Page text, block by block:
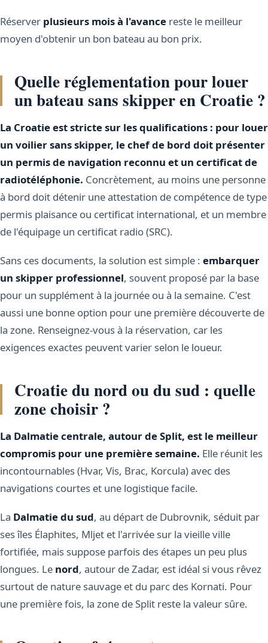
Réserver plusieurs mois à l'avance reste le meilleur
moyen d'obtenir un bon bateau au bon prix.
Quelle réglementation pour louer
un bateau sans skipper en Croatie ?
La Croatie est stricte sur les qualifications : pour louer
un voilier sans skipper, le chef de bord doit présenter
un permis de navigation reconnu et un certificat de
radiotéléphonie. Concrètement, au moins une personne
à bord doit détenir une attestation de compétence de type
permis plaisance ou certificat international, et un membre
de l'équipage un certificat radio (SRC).
Sans ces documents, la solution est simple : embarquer
un skipper professionnel, souvent proposé par la base
pour un supplément à la journée ou à la semaine. C'est
aussi une bonne option pour une première découverte de
la zone. Renseignez-vous à la réservation, car les
exigences exactes peuvent varier selon le loueur.
Croatie du nord ou du sud : quelle
zone choisir ?
La Dalmatie centrale, autour de Split, est le meilleur
compromis pour une première semaine. Elle réunit les
incontournables (Hvar, Vis, Brac, Korcula) avec des
navigations courtes et une logistique facile.
La Dalmatie du sud, au départ de Dubrovnik, séduit par
ses îles Élaphites, Mljet et l'arrivée sur la vieille ville
fortifiée, mais suppose parfois des étapes un peu plus
longues. Le nord, autour de Zadar, est idéal si vous rêvez
surtout de nature sauvage et du parc des Kornati. Pour
une première fois, la zone de Split reste la valeur sûre.